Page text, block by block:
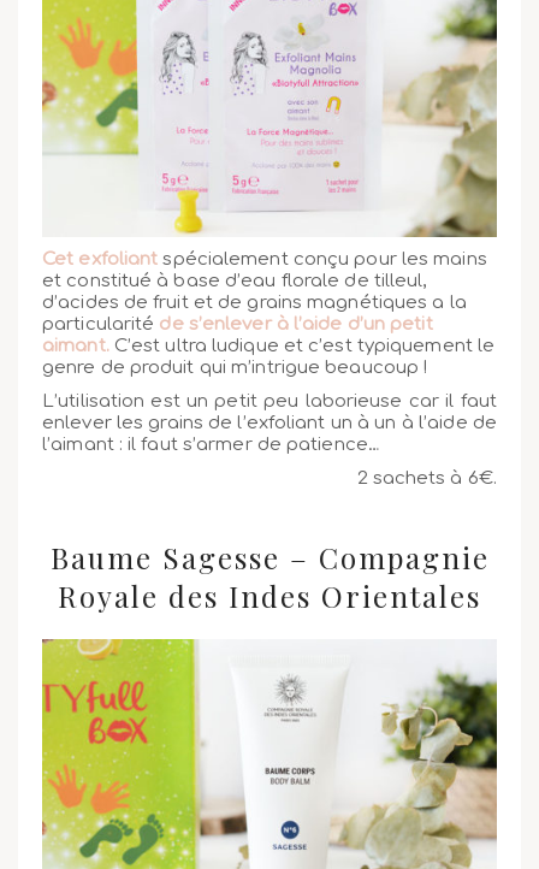
Cet exfoliant spécialement conçu pour les mains
et constitué à base d’eau florale de tilleul,
d’acides de fruit et de grains magnétiques a la
particularité de s’enlever à l’aide d’un petit
aimant.C’est ultra ludique et c’est typiquement le
genre de produit qui m’intrigue beaucoup !
L’utilisation est un petit peu laborieuse car il faut
enlever les grains de l’exfoliant un à un à l’aide de
l’aimant : il faut s’armer de patience…
2 sachets à 6€.
Baume Sagesse – Compagnie
Royale des Indes Orientales